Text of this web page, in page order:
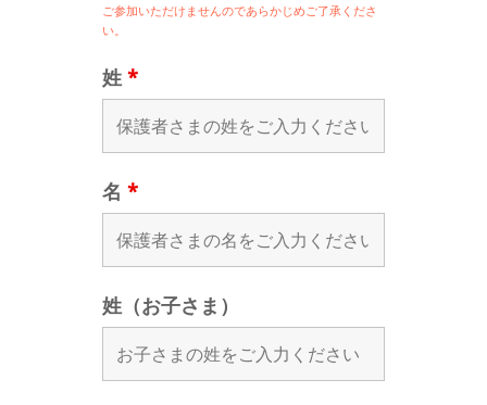
ご参加いただけませんのであらかじめご了承くださ
い。
姓 *
名 *
姓（お子さま）